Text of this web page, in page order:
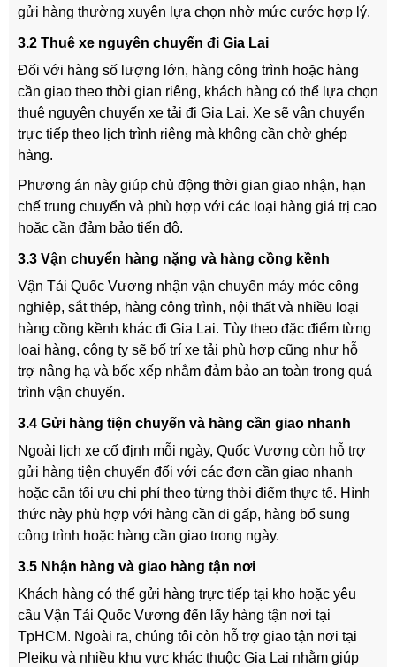
gửi hàng thường xuyên lựa chọn nhờ mức cước hợp lý.
3.2 Thuê xe nguyên chuyến đi Gia Lai
Đối với hàng số lượng lớn, hàng công trình hoặc hàng
cần giao theo thời gian riêng, khách hàng có thể lựa chọn
thuê nguyên chuyến xe tải đi Gia Lai. Xe sẽ vận chuyển
trực tiếp theo lịch trình riêng mà không cần chờ ghép
hàng.
Phương án này giúp chủ động thời gian giao nhận, hạn
chế trung chuyển và phù hợp với các loại hàng giá trị cao
hoặc cần đảm bảo tiến độ.
3.3 Vận chuyển hàng nặng và hàng cồng kềnh
Vận Tải Quốc Vương nhận vận chuyển máy móc công
nghiệp, sắt thép, hàng công trình, nội thất và nhiều loại
hàng cồng kềnh khác đi Gia Lai. Tùy theo đặc điểm từng
loại hàng, công ty sẽ bố trí xe tải phù hợp cũng như hỗ
trợ nâng hạ và bốc xếp nhằm đảm bảo an toàn trong quá
trình vận chuyển.
3.4 Gửi hàng tiện chuyến và hàng cần giao nhanh
Ngoài lịch xe cố định mỗi ngày, Quốc Vương còn hỗ trợ
gửi hàng tiện chuyến đối với các đơn cần giao nhanh
hoặc cần tối ưu chi phí theo từng thời điểm thực tế. Hình
thức này phù hợp với hàng cần đi gấp, hàng bổ sung
công trình hoặc hàng cần giao trong ngày.
3.5 Nhận hàng và giao hàng tận nơi
Khách hàng có thể gửi hàng trực tiếp tại kho hoặc yêu
cầu Vận Tải Quốc Vương đến lấy hàng tận nơi tại
TpHCM. Ngoài ra, chúng tôi còn hỗ trợ giao tận nơi tại
Pleiku và nhiều khu vực khác thuộc Gia Lai nhằm giúp